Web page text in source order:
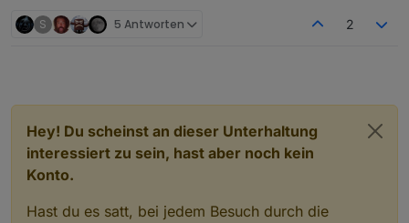
S 5 Antworten 2
Hey! Du scheinst an dieser Unterhaltung
interessiert zu sein, hast aber noch kein
Konto.
Hast du es satt, bei jedem Besuch durch die